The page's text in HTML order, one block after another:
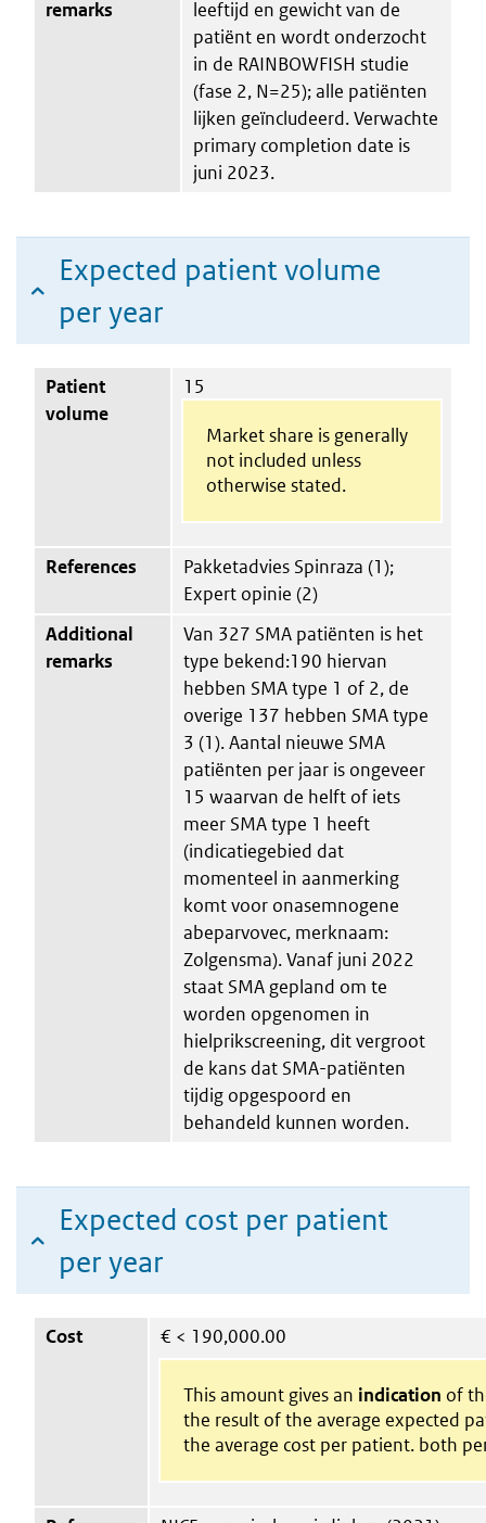
remarks
leeftijd en gewicht van de
patiënt en wordt onderzocht
in de RAINBOWFISH studie
(fase 2, N=25); alle patiënten
lijken geïncludeerd. Verwachte
primary completion date is
juni 2023.
Expected patient volume
per year
Patient
volume
15
Market share is generally
not included unless
otherwise stated.
References
Pakketadvies Spinraza (1);
Expert opinie (2)
Additional
remarks
Van 327 SMA patiënten is het
type bekend:190 hiervan
hebben SMA type 1 of 2, de
overige 137 hebben SMA type
3 (1). Aantal nieuwe SMA
patiënten per jaar is ongeveer
15 waarvan de helft of iets
meer SMA type 1 heeft
(indicatiegebied dat
momenteel in aanmerking
komt voor onasemnogene
abeparvovec, merknaam:
Zolgensma). Vanaf juni 2022
staat SMA gepland om te
worden opgenomen in
hielprikscreening, dit vergroot
de kans dat SMA-patiënten
tijdig opgespoord en
behandeld kunnen worden.
Expected cost per patient
per year
Cost € < 190,000.00
This amount gives an indication of
the result of the average expected
the average cost per patient. both